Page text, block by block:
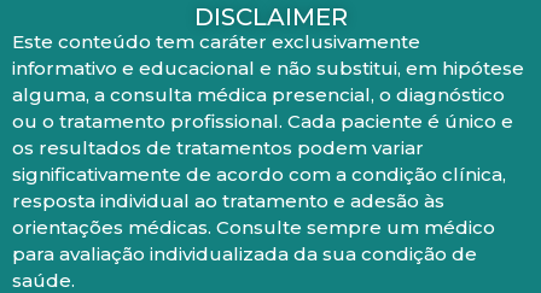
DISCLAIMER
Este conteúdo tem caráter exclusivamente
informativo e educacional e não substitui, em hipótese
alguma, a consulta médica presencial, o diagnóstico
ou o tratamento profissional. Cada paciente é único e
os resultados de tratamentos podem variar
significativamente de acordo com a condição clínica,
resposta individual ao tratamento e adesão às
orientações médicas. Consulte sempre um médico
para avaliação individualizada da sua condição de
saúde.